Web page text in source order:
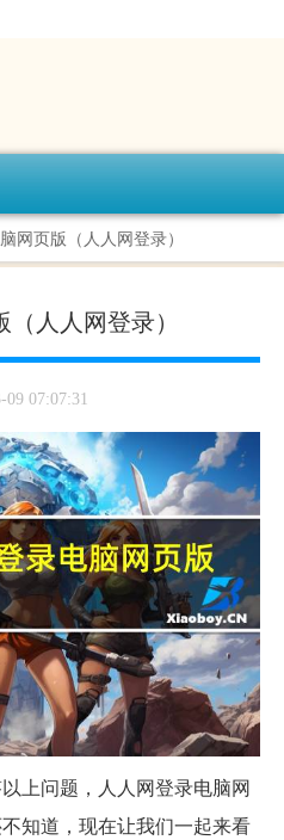
网页版（人人网登录）
人人网登录）
09 07:07:31
上问题，人人网登录电脑网
知道，现在让我们一起来看